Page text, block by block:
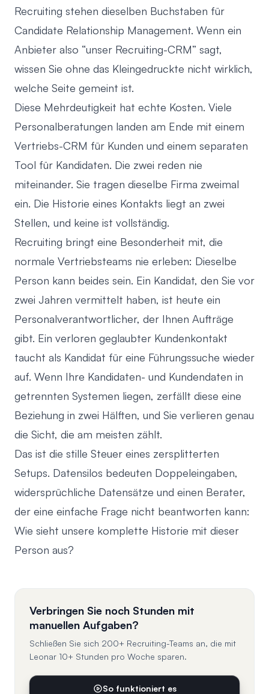
Recruiting stehen dieselben Buchstaben für
Candidate Relationship Management. Wenn ein
Anbieter also “unser Recruiting-CRM” sagt,
wissen Sie ohne das Kleingedruckte nicht wirklich,
welche Seite gemeint ist.
Diese Mehrdeutigkeit hat echte Kosten. Viele
Personalberatungen landen am Ende mit einem
Vertriebs-CRM für Kunden und einem separaten
Tool für Kandidaten. Die zwei reden nie
miteinander. Sie tragen dieselbe Firma zweimal
ein. Die Historie eines Kontakts liegt an zwei
Stellen, und keine ist vollständig.
Recruiting bringt eine Besonderheit mit, die
normale Vertriebsteams nie erleben: Dieselbe
Person kann beides sein. Ein Kandidat, den Sie vor
zwei Jahren vermittelt haben, ist heute ein
Personalverantwortlicher, der Ihnen Aufträge
gibt. Ein verloren geglaubter Kundenkontakt
taucht als Kandidat für eine Führungssuche wieder
auf. Wenn Ihre Kandidaten- und Kundendaten in
getrennten Systemen liegen, zerfällt diese eine
Beziehung in zwei Hälften, und Sie verlieren genau
die Sicht, die am meisten zählt.
Das ist die stille Steuer eines zersplitterten
Setups. Datensilos bedeuten Doppeleingaben,
widersprüchliche Datensätze und einen Berater,
der eine einfache Frage nicht beantworten kann:
Wie sieht unsere komplette Historie mit dieser
Person aus?
Verbringen Sie noch Stunden mit
manuellen Aufgaben?
Schließen Sie sich 200+ Recruiting-Teams an, die mit
Leonar 10+ Stunden pro Woche sparen.
So funktioniert es